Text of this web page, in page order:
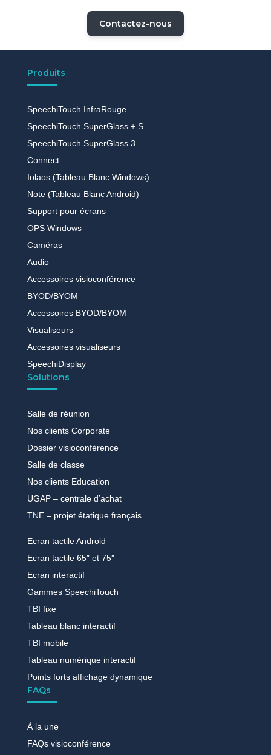
Contactez-nous
Produits
SpeechiTouch InfraRouge
SpeechiTouch SuperGlass + S
SpeechiTouch SuperGlass 3
Connect
Iolaos (Tableau Blanc Windows)
Note (Tableau Blanc Android)
Support pour écrans
OPS Windows
Caméras
Audio
Accessoires visioconférence
BYOD/BYOM
Accessoires BYOD/BYOM
Visualiseurs
Accessoires visualiseurs
SpeechiDisplay
Solutions
Salle de réunion
Nos clients Corporate
Dossier visioconférence
Salle de classe
Nos clients Education
UGAP – centrale d’achat
TNE – projet étatique français
Ecran tactile Android
Ecran tactile 65″ et 75″
Ecran interactif
Gammes SpeechiTouch
TBI fixe
Tableau blanc interactif
TBI mobile
Tableau numérique interactif
Points forts affichage dynamique
FAQs
À la une
FAQs visioconférence